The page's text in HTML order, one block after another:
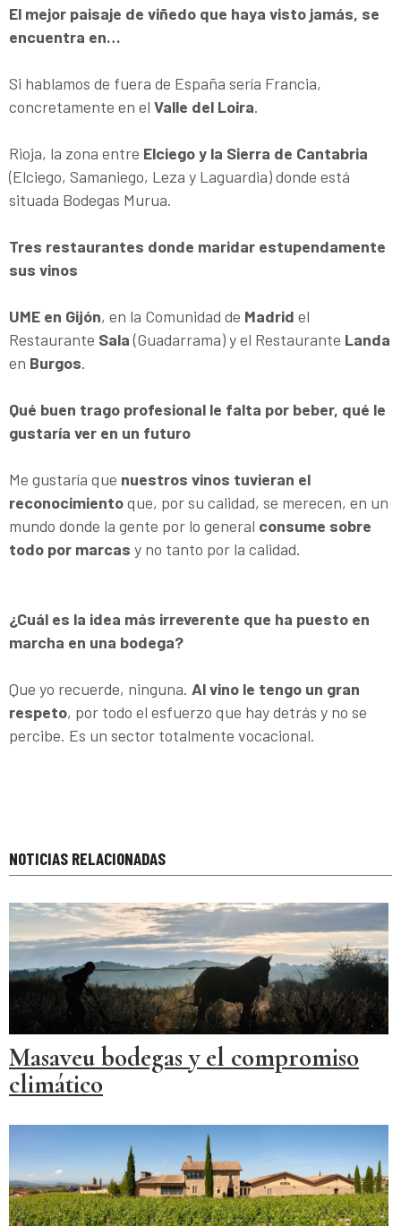
El mejor paisaje de viñedo que haya visto jamás, se
encuentra en…
Si hablamos de fuera de España sería Francia,
concretamente en el Valle del Loira.
Rioja, la zona entre Elciego y la Sierra de Cantabria
(Elciego, Samaniego, Leza y Laguardia) donde está
situada Bodegas Murua.
Tres restaurantes donde maridar estupendamente
sus vinos
UME en Gijón, en la Comunidad de Madrid el
Restaurante Sala(Guadarrama) y el Restaurante Landa
en Burgos.
Qué buen trago profesional le falta por beber, qué le
gustaría ver en un futuro
Me gustaría que nuestros vinos tuvieran el
reconocimientoque, por su calidad, se merecen, en un
mundo donde la gente por lo general consume sobre
todo por marcas y no tanto por la calidad.
¿Cuál es la idea más irreverente que ha puesto en
marcha en una bodega?
Que yo recuerde, ninguna. Al vino le tengo un gran
respeto, por todo el esfuerzo que hay detrás y no se
percibe. Es un sector totalmente vocacional.
NOTICIAS RELACIONADAS
Masaveu bodegas y el compromiso
climático